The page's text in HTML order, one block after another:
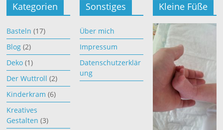
Kategorien
Basteln (17)
Blog (2)
Deko (1)
Der Wuttroll (2)
Kinderkram (6)
Kreatives
Gestalten (3)
Sonstiges
Über mich
Impressum
Datenschutzerklär
ung
Kleine Füße